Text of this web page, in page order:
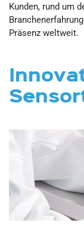
Kunden, rund um
Präsenz weltweit.